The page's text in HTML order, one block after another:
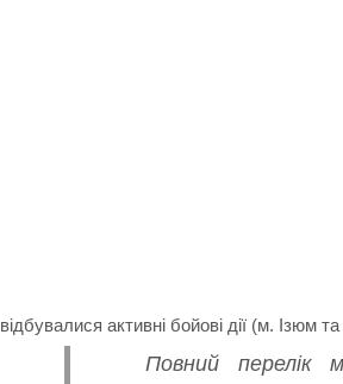
відбувалися активні бойові дії (м. Ізюм
Повний перелік